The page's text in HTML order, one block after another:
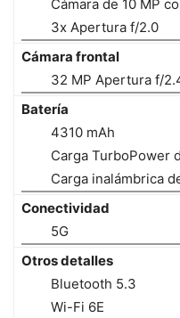
Cámara de 10 MP
3x Apertura f/2.0
Cámara frontal
32 MP Apertura f/
Batería
4310 mAh
Carga TurboPower
Carga inalámbrica
Conectividad
5G
Otros detalles
Bluetooth 5.3
Wi-Fi 6E